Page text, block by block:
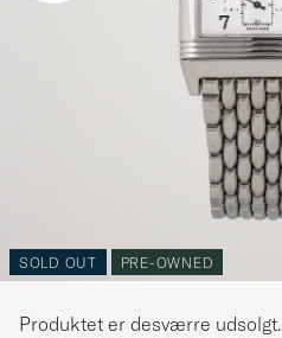
SOLD OUT PRE-OWNED
Produktet er desværre udsolgt.